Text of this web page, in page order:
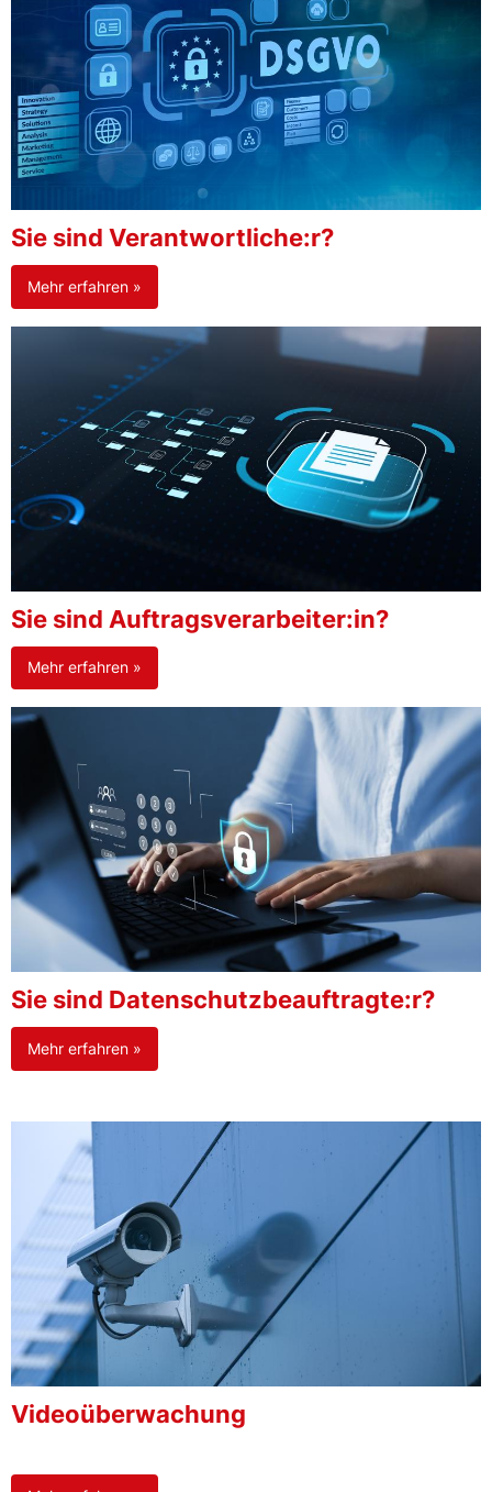
Sie sind Verantwortliche:r?
Mehr erfahren »
Sie sind Auftragsverarbeiter:in?
Mehr erfahren »
Sie sind Datenschutzbeauftragte:r?
Mehr erfahren »
Videoüberwachung